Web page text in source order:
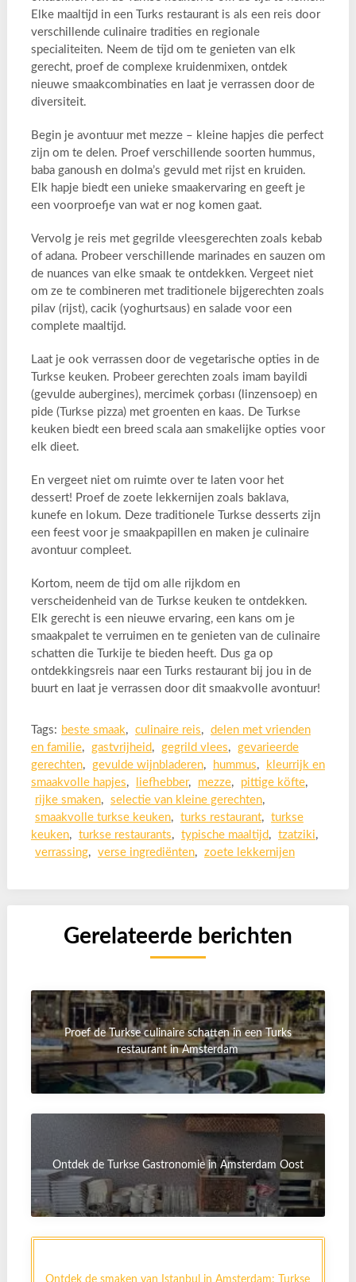
Elke maaltijd in een Turks restaurant is als een reis door
verschillende culinaire tradities en regionale
specialiteiten. Neem de tijd om te genieten van elk
gerecht, proef de complexe kruidenmixen, ontdek
nieuwe smaakcombinaties en laat je verrassen door de
diversiteit.
Begin je avontuur met mezze – kleine hapjes die perfect
zijn om te delen. Proef verschillende soorten hummus,
baba ganoush en dolma’s gevuld met rijst en kruiden.
Elk hapje biedt een unieke smaakervaring en geeft je
een voorproefje van wat er nog komen gaat.
Vervolg je reis met gegrilde vleesgerechten zoals kebab
of adana. Probeer verschillende marinades en sauzen om
de nuances van elke smaak te ontdekken. Vergeet niet
om ze te combineren met traditionele bijgerechten zoals
pilav (rijst), cacik (yoghurtsaus) en salade voor een
complete maaltijd.
Laat je ook verrassen door de vegetarische opties in de
Turkse keuken. Probeer gerechten zoals imam bayildi
(gevulde aubergines), mercimek çorbası (linzensoep) en
pide (Turkse pizza) met groenten en kaas. De Turkse
keuken biedt een breed scala aan smakelijke opties voor
elk dieet.
En vergeet niet om ruimte over te laten voor het
dessert! Proef de zoete lekkernijen zoals baklava,
kunefe en lokum. Deze traditionele Turkse desserts zijn
een feest voor je smaakpapillen en maken je culinaire
avontuur compleet.
Kortom, neem de tijd om alle rijkdom en
verscheidenheid van de Turkse keuken te ontdekken.
Elk gerecht is een nieuwe ervaring, een kans om je
smaakpalet te verruimen en te genieten van de culinaire
schatten die Turkije te bieden heeft. Dus ga op
ontdekkingsreis naar een Turks restaurant bij jou in de
buurt en laat je verrassen door dit smaakvolle avontuur!
Tags: beste smaak, culinaire reis, delen met vrienden
en familie, gastvrijheid, gegrild vlees, gevarieerde
gerechten, gevulde wijnbladeren, hummus,
kleurrijk en
smaakvolle hapjes, liefhebber, mezze, pittige köfte,
rijke smaken, selectie van kleine gerechten,
smaakvolle turkse keuken, turks restaurant, turkse
keuken, turkse restaurants, typische maaltijd, tzatziki,
verrassing, verse ingrediënten, zoete lekkernijen
Gerelateerde berichten
Proef de Turkse culinaire schatten in een Turks
restaurant in Amsterdam
Ontdek de Turkse Gastronomie in Amsterdam Oost
Ontdek de smaken van Istanbul in Amsterdam: Turkse